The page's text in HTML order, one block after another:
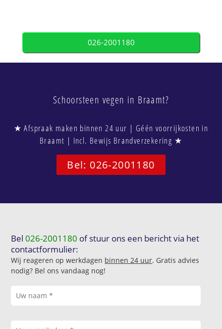
026-2001180
Schoorsteen vegen in Braamt?
★ Afspraak maken binnen 24 uur | Géén voorrijkosten in
Braamt | Incl. Bewijs Brandverzekering ★
Bel: 026-2001180
Bel026-2001180 of stuur ons een bericht via het
contactformulier:
Wij reageren op werkdagen binnen 24 uur. Gratis advies
nodig? Bel ons vandaag nog!